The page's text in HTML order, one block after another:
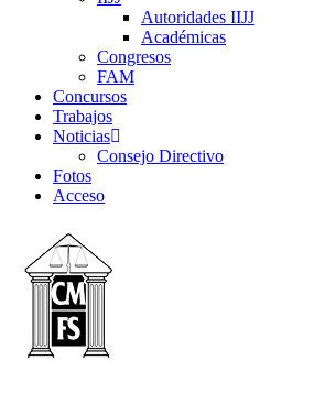
Autoridades IIJJ
Académicas
Congresos
FAM
Concursos
Trabajos
Noticias
Consejo Directivo
Fotos
Acceso